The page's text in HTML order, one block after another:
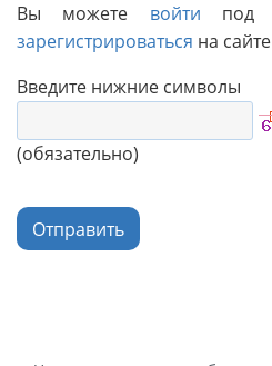
Вы можете войти под
зарегистрироваться на
Введите нижние символы
(обязательно)
Отправить